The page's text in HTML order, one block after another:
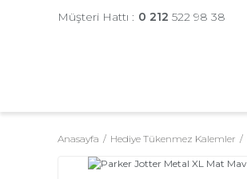
Müşteri Hattı : 0 212 522 98 38
Anasayfa Hediye Tükenmez Kalemler